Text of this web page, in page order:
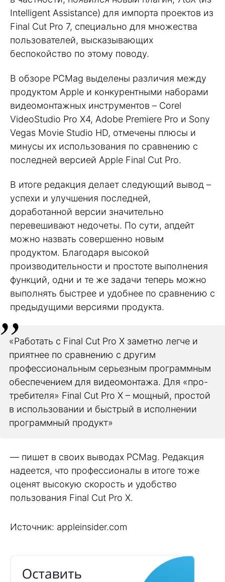
Intelligent Assistance) для импорта проектов из
Final Cut Pro 7, специально для множества
пользователей, высказывающих
беспокойство по этому поводу.
В обзоре PCMag выделены различия между
продуктом Apple и конкурентными наборами
видеомонтажных инструментов – Corel
VideoStudio Pro X4, Adobe Premiere Pro и Sony
Vegas Movie Studio HD, отмечены плюсы и
минусы их использования по сравнению с
последней версией Apple Final Cut Pro.
В итоге редакция делает следующий вывод –
успехи и улучшения последней,
доработанной версии значительно
перевешивают недочеты. По сути, апдейт
можно назвать совершенно новым
продуктом. Благодаря высокой
производительности и простоте выполнения
функций, одни и те же задачи теперь можно
выполнять быстрее и удобнее по сравнению с
предыдущими версиями продукта.
«Работать с Final Cut Pro X заметно легче и
приятнее по сравнению с другим
профессиональным серьезным программным
обеспечением для видеомонтажа. Для «про-
требителя» Final Cut Pro X – мощный, простой
в использовании и быстрый в исполнении
программный продукт»
— пишет в своих выводах PCMag. Редакция
надеется, что профессионалы в итоге тоже
оценят высокую скорость и удобство
пользования Final Cut Pro X.
Источник: appleinsider.com